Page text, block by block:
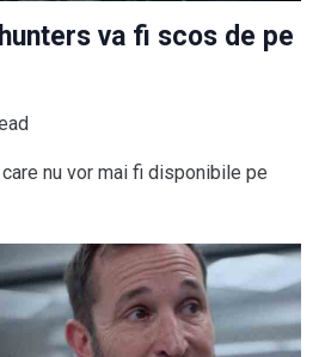
va fi scos de pe
nu vor mai fi disponibile pe